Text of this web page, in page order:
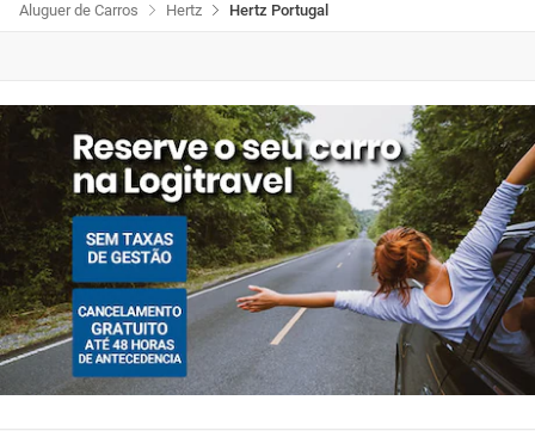
Hertz Portugal
Hertz
Aluguer de Carros